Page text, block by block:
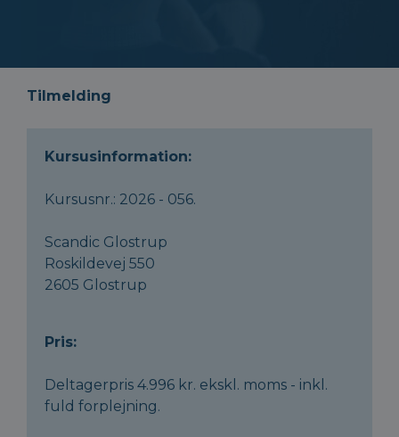
Tilmelding
Kursusinformation:
Kursusnr.: 2026 - 056.
Scandic Glostrup
Roskildevej 550
2605 Glostrup
Pris:
Deltagerpris 4.996 kr. ekskl. moms - inkl.
fuld forplejning.